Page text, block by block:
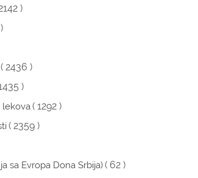
)
( 2436 )
)
lekova( 1292 )
( 2359 )
sa Evropa Dona Srbija)( 62 )